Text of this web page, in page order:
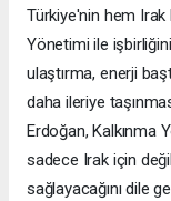
Türkiye'nin hem
Yönetimi ile
ulaştırma, enerji
daha ileriye
Erdoğan, Kalkınma
sadece Irak için
sağlayacağını dile